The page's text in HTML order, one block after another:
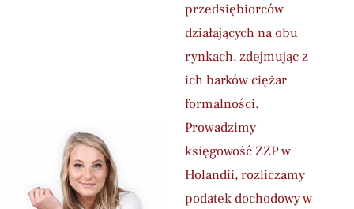
przedsiębiorców
działających na obu
rynkach, zdejmując z
ich barków ciężar
formalności.
Prowadzimy
księgowość ZZP w
Holandii, rozliczamy
podatek dochodowy w